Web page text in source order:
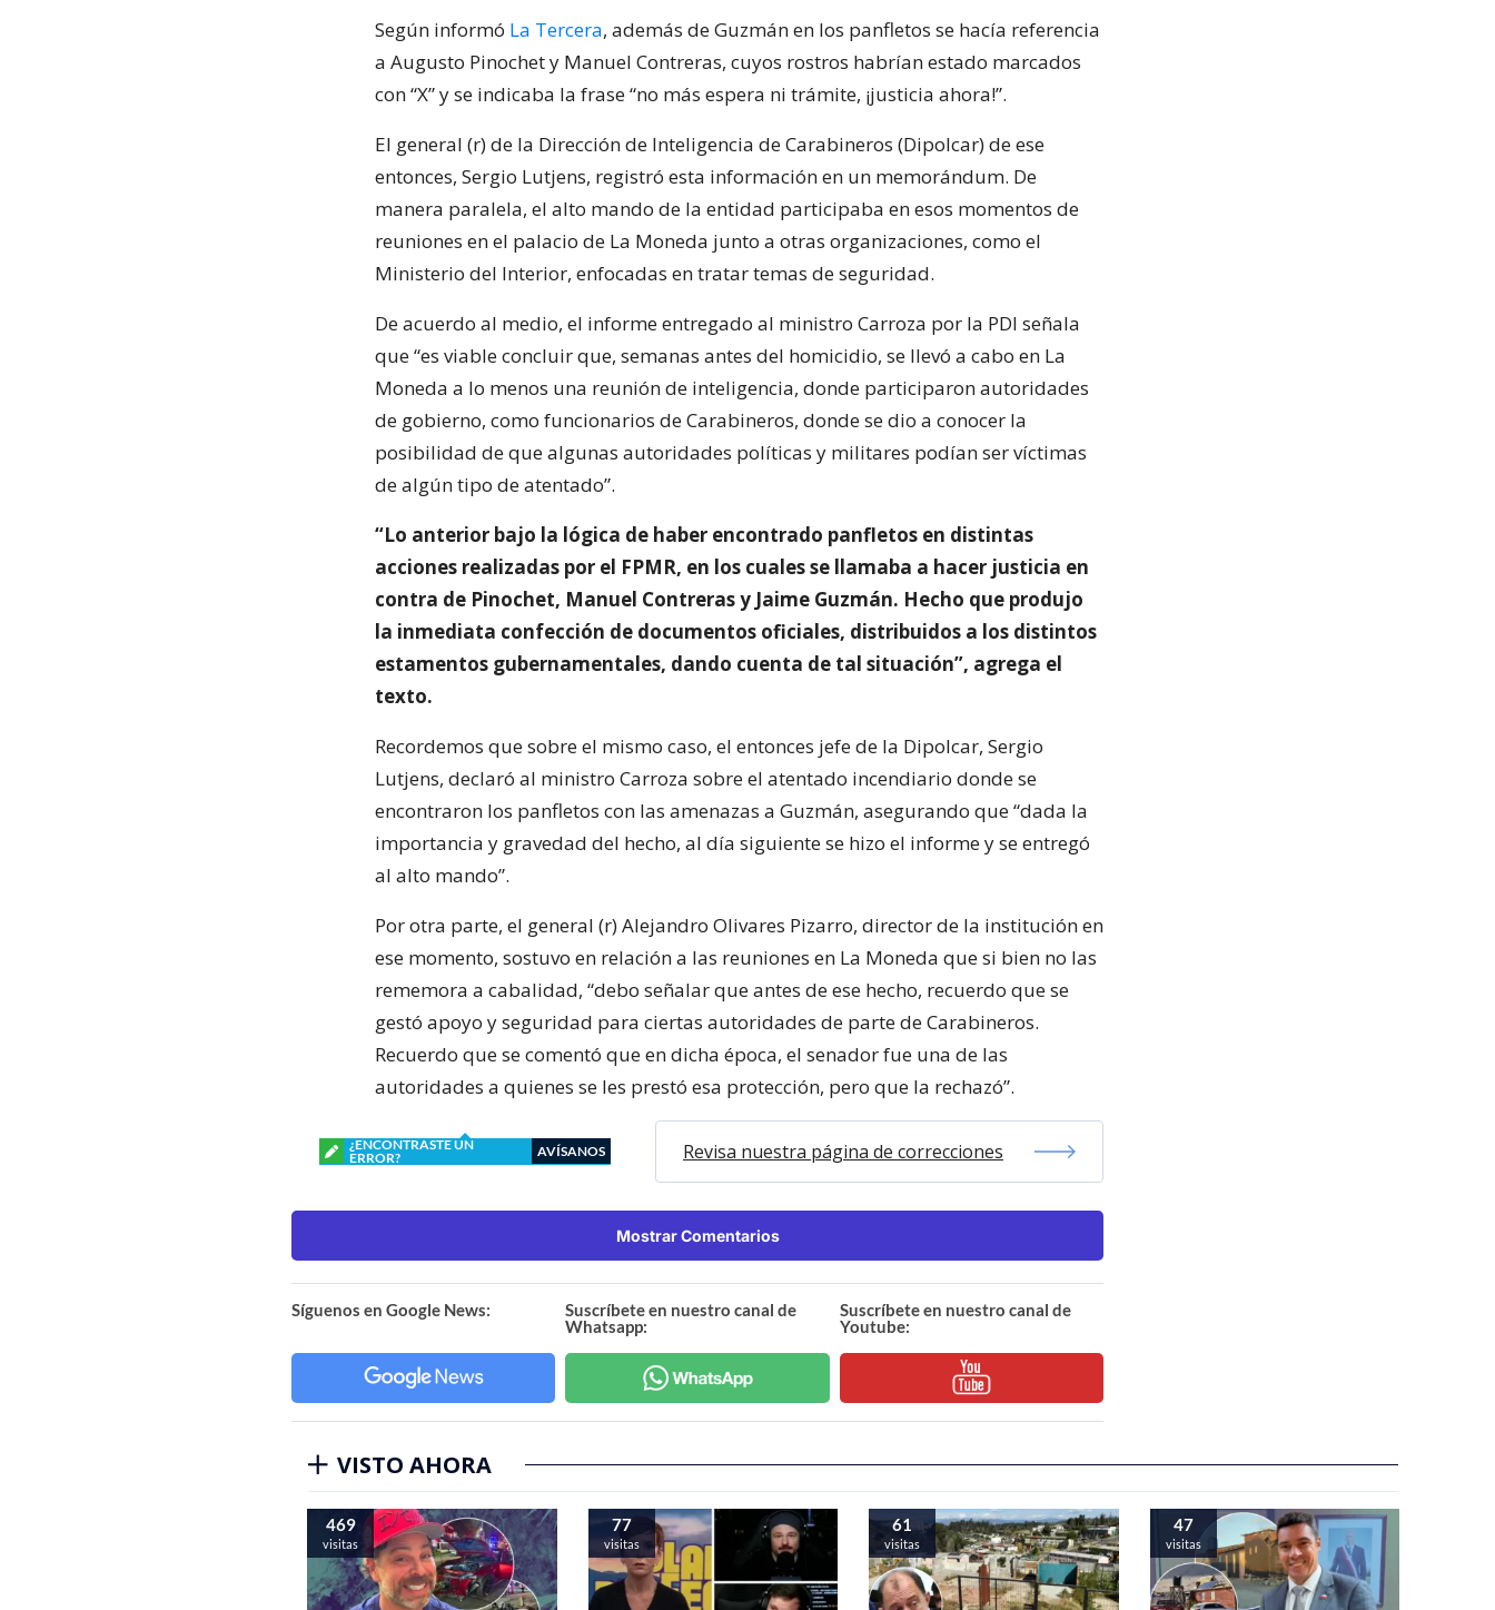
Según informó La Tercera, además de Guzmán en los panfletos se hacía referencia
a Augusto Pinochet y Manuel Contreras, cuyos rostros habrían estado marcados
con “X” y se indicaba la frase “no más espera ni trámite, ¡justicia ahora!”.
El general (r) de la Dirección de Inteligencia de Carabineros (Dipolcar) de ese
entonces, Sergio Lutjens, registró esta información en un memorándum. De
manera paralela, el alto mando de la entidad participaba en esos momentos de
reuniones en el palacio de La Moneda junto a otras organizaciones, como el
Ministerio del Interior, enfocadas en tratar temas de seguridad.
De acuerdo al medio, el informe entregado al ministro Carroza por la PDI señala
que “es viable concluir que, semanas antes del homicidio, se llevó a cabo en La
Moneda a lo menos una reunión de inteligencia, donde participaron autoridades
de gobierno, como funcionarios de Carabineros, donde se dio a conocer la
posibilidad de que algunas autoridades políticas y militares podían ser víctimas
de algún tipo de atentado”.
“Lo anterior bajo la lógica de haber encontrado panfletos en distintas
acciones realizadas por el FPMR, en los cuales se llamaba a hacer justicia en
contra de Pinochet, Manuel Contreras y Jaime Guzmán. Hecho que produjo
la inmediata confección de documentos oficiales, distribuidos a los distintos
estamentos gubernamentales, dando cuenta de tal situación”, agrega el
texto.
Recordemos que sobre el mismo caso, el entonces jefe de la Dipolcar, Sergio
Lutjens, declaró al ministro Carroza sobre el atentado incendiario donde se
encontraron los panfletos con las amenazas a Guzmán, asegurando que “dada la
importancia y gravedad del hecho, al día siguiente se hizo el informe y se entregó
al alto mando”.
Por otra parte, el general (r) Alejandro Olivares Pizarro, director de la institución en
ese momento, sostuvo en relación a las reuniones en La Moneda que si bien no las
rememora a cabalidad, “debo señalar que antes de ese hecho, recuerdo que se
gestó apoyo y seguridad para ciertas autoridades de parte de Carabineros.
Recuerdo que se comentó que en dicha época, el senador fue una de las
autoridades a quienes se les prestó esa protección, pero que la rechazó”.
¿ENCONTRASTE UN
ERROR?
AVÍSANOS Revisa nuestra página de correcciones
Mostrar Comentarios
Síguenos en Google News:
Suscríbete en nuestro canal de
Whatsapp:
Suscríbete en nuestro canal de
Youtube:
VISTO AHORA
469
visitas
77
visitas
61
visitas
47
visitas